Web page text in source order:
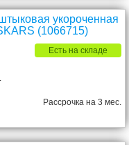
укороченная
(1066715)
Есть на складе
Рассрочка на 3 мес.